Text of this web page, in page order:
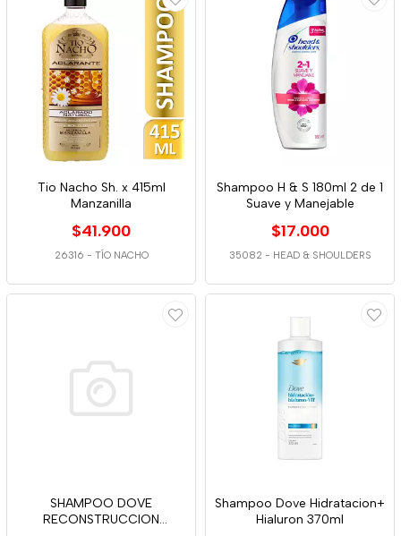
Tio Nacho Sh. x 415ml
Manzanilla
$41.900
26316 - TÍO NACHO
Shampoo H & S 180ml 2 de 1
Suave y Manejable
$17.000
35082 - HEAD & SHOULDERS
SHAMPOO DOVE
RECONSTRUCCION
Shampoo Dove Hidratacion+
Hialuron 370ml